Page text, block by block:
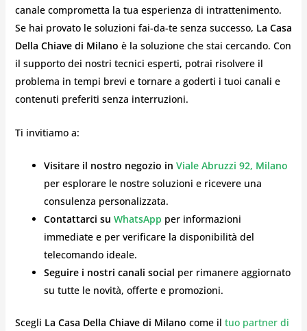
canale comprometta la tua esperienza di intrattenimento.
Se hai provato le soluzioni fai-da-te senza successo, La Casa
Della Chiave di Milano è la soluzione che stai cercando. Con
il supporto dei nostri tecnici esperti, potrai risolvere il
problema in tempi brevi e tornare a goderti i tuoi canali e
contenuti preferiti senza interruzioni.
Ti invitiamo a:
Visitare il nostro negozio in Viale Abruzzi 92, Milano
per esplorare le nostre soluzioni e ricevere una
consulenza personalizzata.
Contattarci su WhatsApp per informazioni
immediate e per verificare la disponibilità del
telecomando ideale.
Seguire i nostri canali social per rimanere aggiornato
su tutte le novità, offerte e promozioni.
Scegli La Casa Della Chiave di Milano come il tuo partner di